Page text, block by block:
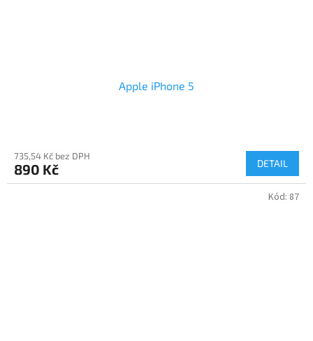
Apple iPhone 5
735,54 Kč bez DPH
890 Kč DETAIL
Kód: 87